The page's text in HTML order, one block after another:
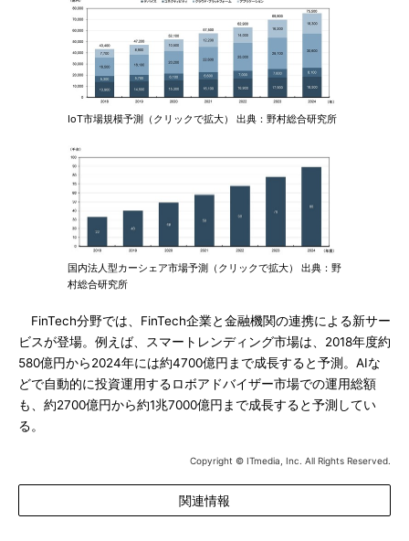
IoT市場規模予測（クリックで拡大） 出典：野村総合研究所
国内法人型カーシェア市場予測（クリックで拡大） 出典：野
村総合研究所
FinTech分野では、FinTech企業と金融機関の連携による新サー
ビスが登場。例えば、スマートレンディング市場は、2018年度約
580億円から2024年には約4700億円まで成長すると予測。AIな
どで自動的に投資運用するロボアドバイザー市場での運用総額
も、約2700億円から約1兆7000億円まで成長すると予測してい
る。
Copyright © ITmedia, Inc. All Rights Reserved.
関連情報